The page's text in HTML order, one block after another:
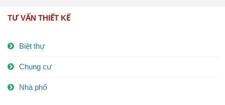
TƯ VẤN THIẾT KẾ
Biệt thự
Chung cư
Nhà phố